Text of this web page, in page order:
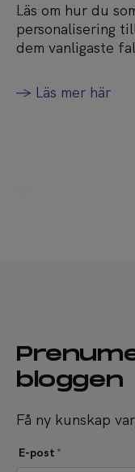
Läs om hur du
personalisering
dem vanligaste
-> Läs mer här
bloggen
Få ny kunskap
E-post *